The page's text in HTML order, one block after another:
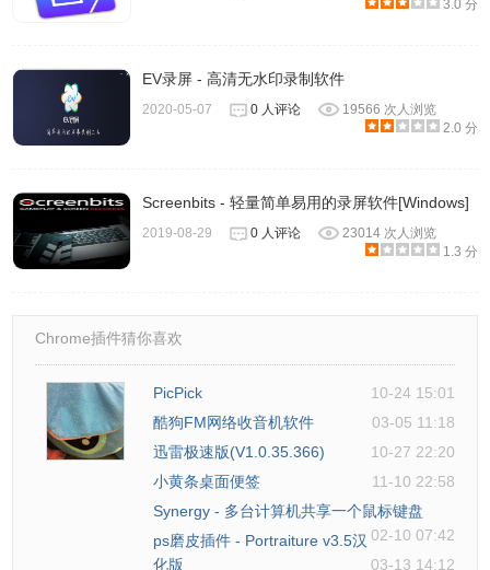
合适的鼠标样式。您还可以选择是否显示鼠标、记录鼠标点
击或者显示鼠标区域。
3.0 分
EV录屏 - 高清无水印录制软件
2020-05-07 0 人评论
19566 次人浏览
2.0 分
Screenbits - 轻量简单易用的录屏软件[Windows]
2019-08-29 0 人评论
23014 次人浏览
1.3 分
Chrome插件猜你喜欢
PicPick
10-24 15:01
酷狗FM网络收音机软件
03-05 11:18
迅雷极速版(V1.0.35.366)
10-27 22:20
小黄条桌面便签
11-10 22:58
Synergy - 多台计算机共享一个鼠标键盘
02-10 07:42
ps磨皮插件 - Portraiture v3.5汉
化版
03-13 14:12